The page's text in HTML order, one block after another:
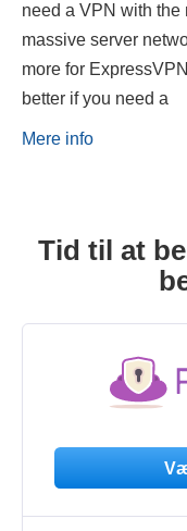
need a VPN with the
massive server
more for
better if you need a
Mere info
Tid til at